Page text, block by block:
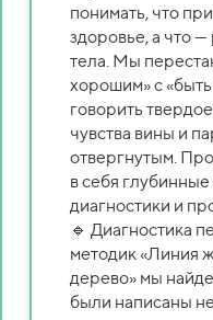
понимать, что
здоровье, а что
тела. Мы
хорошим» с
говорить
чувства вины и
отвергнутым.
в себя
диагностики и
🔹 Диагностика
методик «Линия
дерево» мы
были написаны